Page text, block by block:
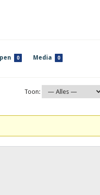
0 Media 0
Toon: